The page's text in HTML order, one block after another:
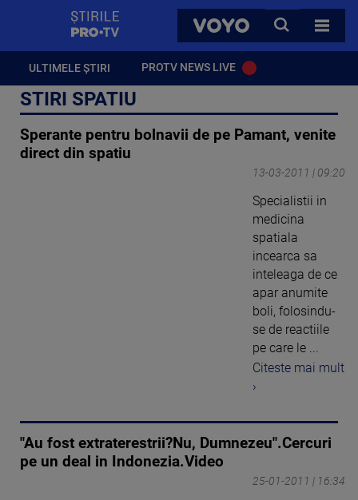
VOYO
CAUTA
TOATE
ULTIMELE ȘTIRI PROTV NEWS LIVE
STIRI SPATIU
Sperante pentru bolnavii de pe Pamant, venite
direct din spatiu
13-03-2011 | 09:20
Specialistii in
medicina
spatiala
incearca sa
inteleaga de ce
apar anumite
boli, folosindu-
se de reactiile
pe care le ...
Citeste mai mult
›
"Au fost extraterestrii?Nu, Dumnezeu".Cercuri
pe un deal in Indonezia.Video
25-01-2011 | 16:34